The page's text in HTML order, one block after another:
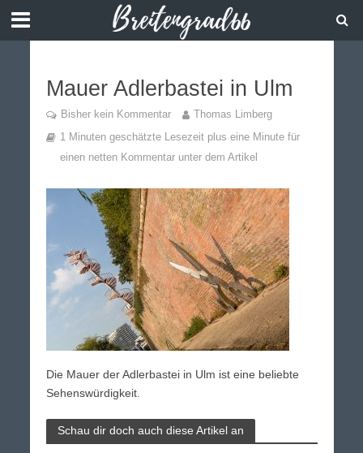
Mauer Adlerbastei in Ulm
Bisher kein Kommentar
Thomas Limberg
1 Minuten geschätzte Lesezeit plus eine Minute für
einen netten Kommentar unter dem Artikel
Die Mauer der Adlerbastei in Ulm ist eine beliebte
Sehenswürdigkeit.
Schau dir doch auch diese Artikel an